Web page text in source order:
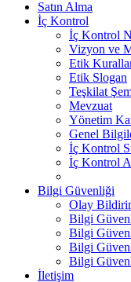
Satın Alma
İç Kontrol
İç Kontrol
Vizyon ve
Etik
Etik Slogan
Teşkilat
Mevzuat
Yönetim
Genel
İç Kontrol
İç Kontrol
Bilgi Güvenliği
Olay
Bilgi
Bilgi
Bilgi
Bilgi
İletişim